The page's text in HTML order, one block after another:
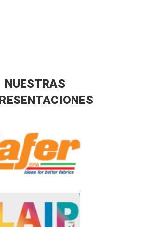
NUESTRAS